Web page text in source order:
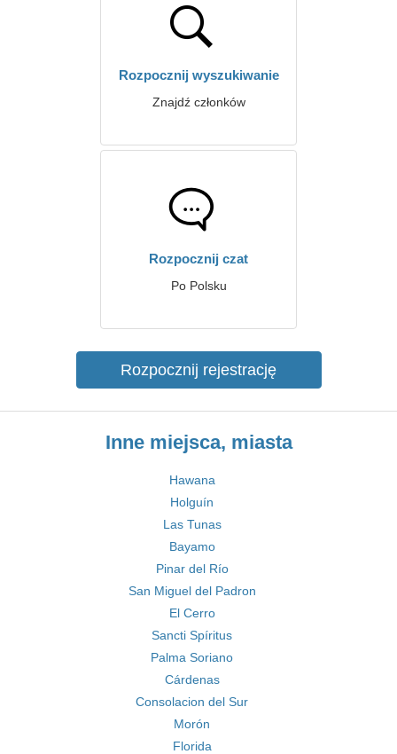
Rozpocznij wyszukiwanie
Znajdź członków
Rozpocznij czat
Po Polsku
Rozpocznij rejestrację
Inne miejsca, miasta
Hawana
Holguín
Las Tunas
Bayamo
Pinar del Río
San Miguel del Padron
El Cerro
Sancti Spíritus
Palma Soriano
Cárdenas
Consolacion del Sur
Morón
Florida